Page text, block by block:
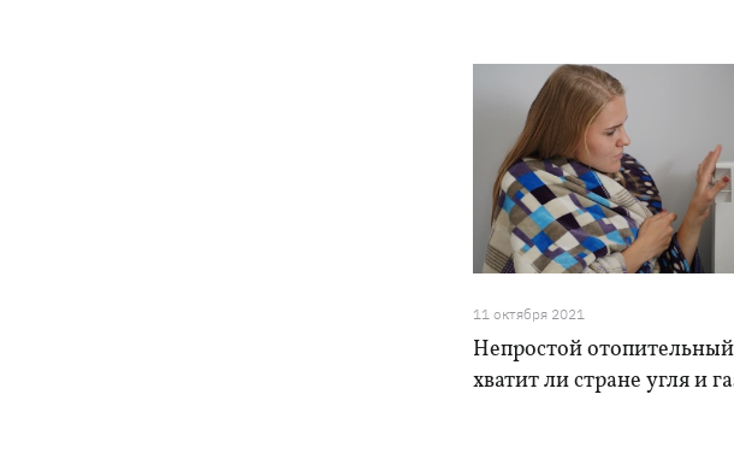
11 октября 2021
Непростой отопительный
хватит ли стране угля и